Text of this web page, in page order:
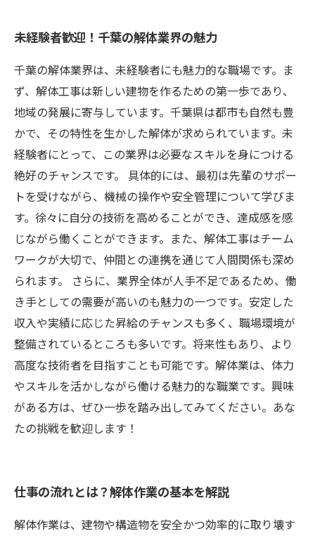
未経験者歓迎！千葉の解体業界の魅力
千葉の解体業界は、未経験者にも魅力的な職場です。ま
ず、解体工事は新しい建物を作るための第一歩であり、
地域の発展に寄与しています。千葉県は都市も自然も豊
かで、その特性を生かした解体が求められています。未
経験者にとって、この業界は必要なスキルを身につける
絶好のチャンスです。 具体的には、最初は先輩のサポー
トを受けながら、機械の操作や安全管理について学びま
す。徐々に自分の技術を高めることができ、達成感を感
じながら働くことができます。また、解体工事はチーム
ワークが大切で、仲間との連携を通じて人間関係も深め
られます。 さらに、業界全体が人手不足であるため、働
き手としての需要が高いのも魅力の一つです。安定した
収入や実績に応じた昇給のチャンスも多く、職場環境が
整備されているところも多いです。将来性もあり、より
高度な技術者を目指すことも可能です。解体業は、体力
やスキルを活かしながら働ける魅力的な職業です。興味
がある方は、ぜひ一歩を踏み出してみてください。あな
たの挑戦を歓迎します！
仕事の流れとは？解体作業の基本を解説
解体作業は、建物や構造物を安全かつ効率的に取り壊す